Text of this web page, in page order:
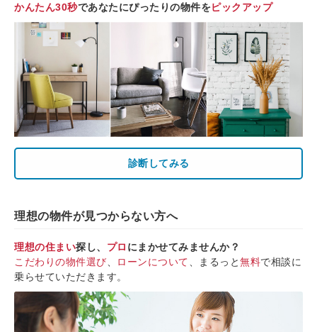
かんたん30秒であなたにぴったりの物件をピックアップ
診断してみる
理想の物件が見つからない方へ
理想の住まい探し、 プロ にまかせてみませんか？
こだわりの物件選び
ローンについて 、まるっと無料で相談に
乗らせていただきます。